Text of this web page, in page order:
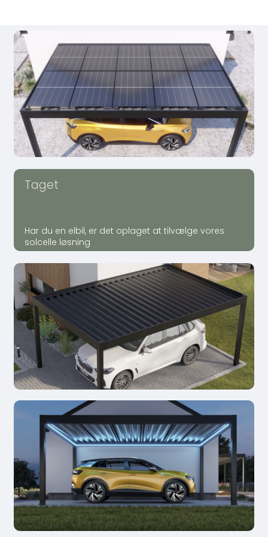
Taget
Har du en elbil, er det oplaget at tilvælge vores
solcelle løsning